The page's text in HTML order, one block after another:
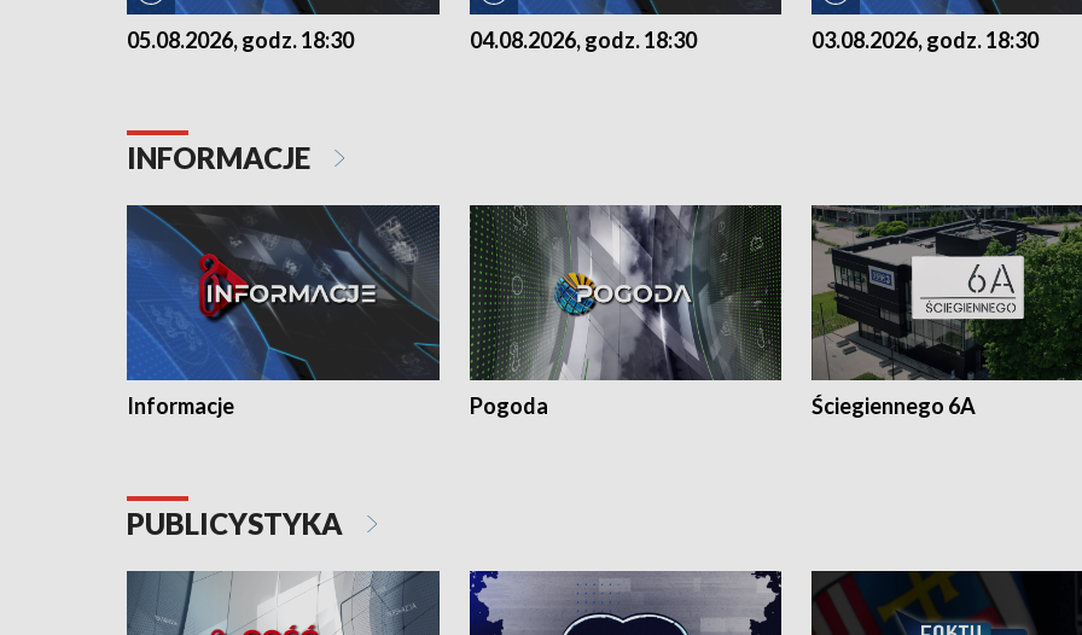
05.08.2026, godz. 18:30 04.08.2026, godz. 18:30 03.08.2026, godz. 18:30
INFORMACJE
Informacje Pogoda Ściegiennego 6A
PUBLICYSTYKA